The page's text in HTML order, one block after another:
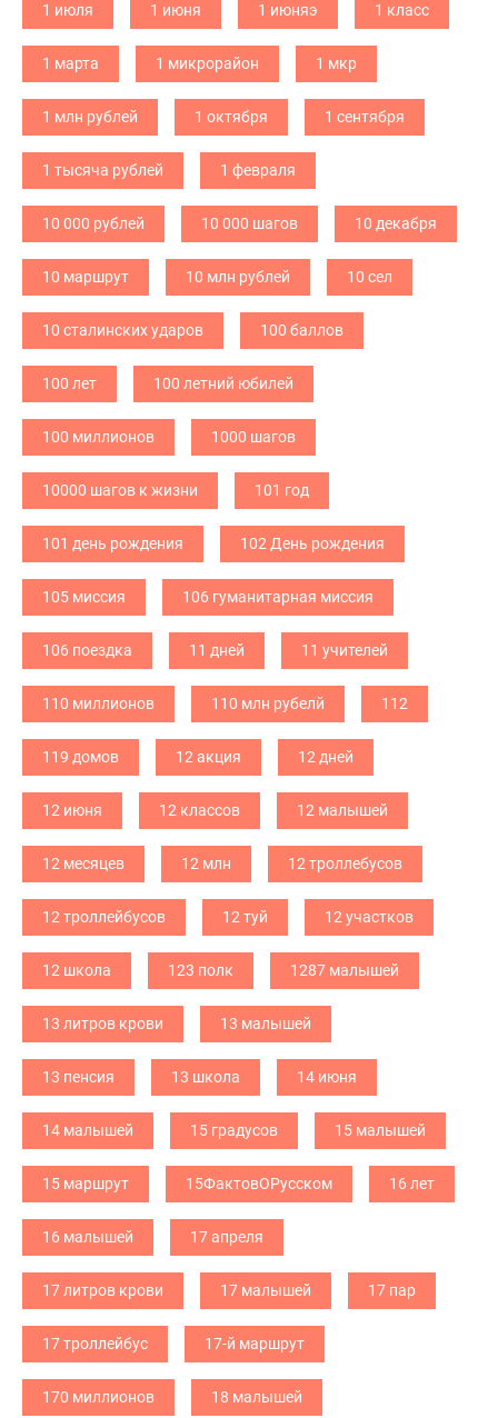
1 июля 1 июня 1 июняэ 1 класс
1 марта 1 микрорайон 1 мкр
1 млн рублей 1 октября 1 сентября
1 тысяча рублей 1 февраля
10 000 рублей 10 000 шагов 10 декабря
10 маршрут 10 млн рублей 10 сел
10 сталинских ударов 100 баллов
100 лет 100 летний юбилей
100 миллионов 1000 шагов
10000 шагов к жизни 101 год
101 день рождения 102 День рождения
105 миссия 106 гуманитарная миссия
106 поездка 11 дней 11 учителей
110 миллионов 110 млн рубелй 112
119 домов 12 акция 12 дней
12 июня 12 классов 12 малышей
12 месяцев 12 млн 12 троллебусов
12 троллейбусов 12 туй 12 участков
12 школа 123 полк 1287 малышей
13 литров крови 13 малышей
13 пенсия 13 школа 14 июня
14 малышей 15 градусов 15 малышей
15 маршрут 15ФактовОРусском 16 лет
16 малышей 17 апреля
17 литров крови 17 малышей 17 пар
17 троллейбус 17-й маршрут
170 миллионов 18 малышей